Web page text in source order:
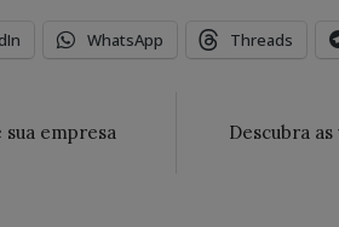
WhatsApp Threads
empresa
Descubra